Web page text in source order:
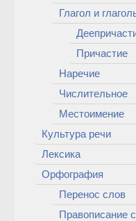
Глагол и
Причастие
Наречие
Числительное
Местоимение
Культура речи
Лексика
Орфография
Перенос слов
Правописание